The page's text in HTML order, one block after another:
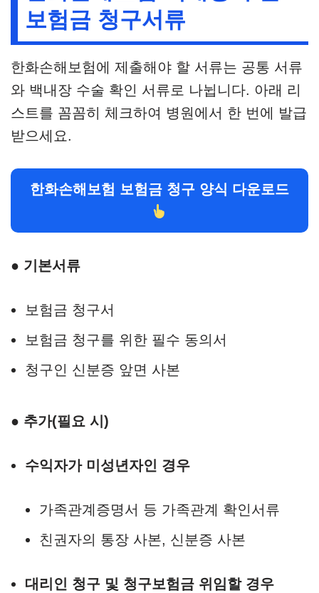
보험금 청구서류
한화손해보험에 제출해야 할 서류는 공통 서류
와 백내장 수술 확인 서류로 나뉩니다. 아래 리
스트를 꼼꼼히 체크하여 병원에서 한 번에 발급
받으세요.
한화손해보험 보험금 청구 양식 다운로드
● 기본서류
보험금 청구서
보험금 청구를 위한 필수 동의서
청구인 신분증 앞면 사본
● 추가(필요 시)
수익자가 미성년자인 경우
가족관계증명서 등 가족관계 확인서류
친권자의 통장 사본, 신분증 사본
대리인 청구 및 청구보험금 위임할 경우